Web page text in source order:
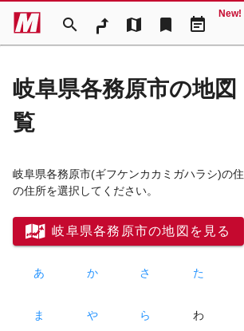
search map bookmark event_note
New!
岐阜県各務原市の地図
覧
岐阜県各務原市(ギフケンカカミガハラシ)の
の住所を選択してください。
岐阜県各務原市の地図を見る
あ か さ た
ま や ら わ